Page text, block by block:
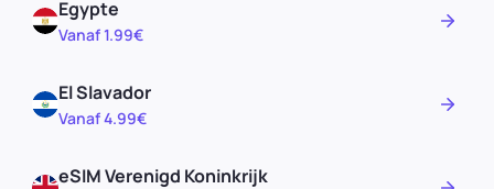
Egypte
Vanaf 1.99€
El Slavador
Vanaf 4.99€
eSIM Verenigd Koninkrijk